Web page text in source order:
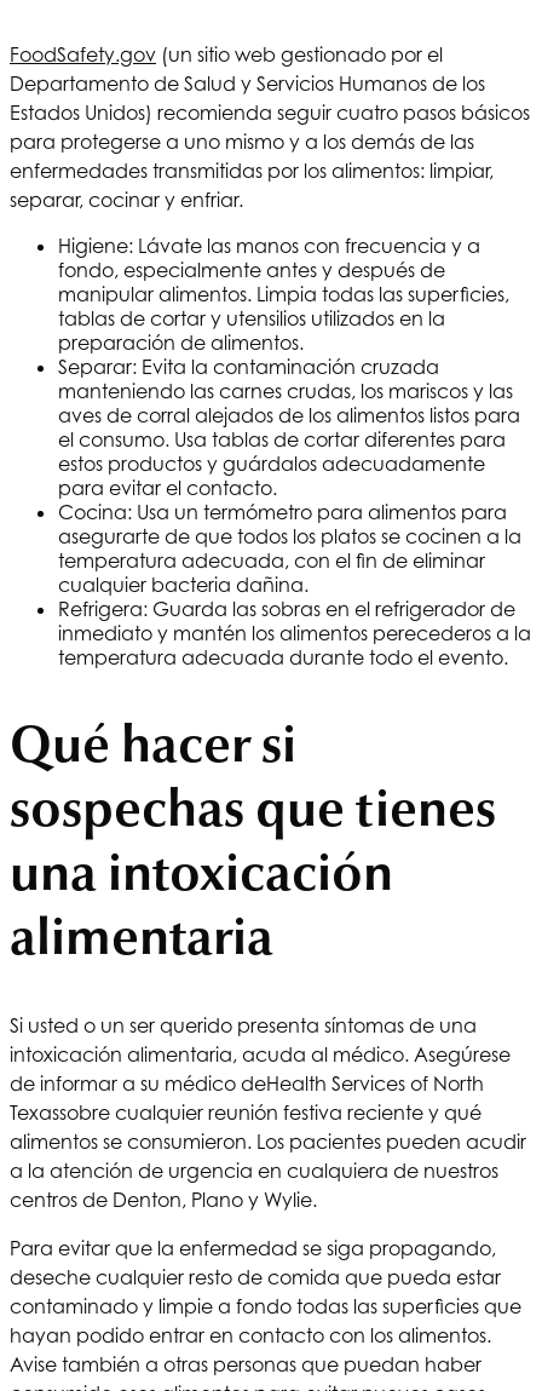
FoodSafety.gov (un sitio web gestionado por el
Departamento de Salud y Servicios Humanos de los
Estados Unidos) recomienda seguir cuatro pasos básicos
para protegerse a uno mismo y a los demás de las
enfermedades transmitidas por los alimentos: limpiar,
separar, cocinar y enfriar.
Higiene: Lávate las manos con frecuencia y a
fondo, especialmente antes y después de
manipular alimentos. Limpia todas las superficies,
tablas de cortar y utensilios utilizados en la
preparación de alimentos.
Separar: Evita la contaminación cruzada
manteniendo las carnes crudas, los mariscos y las
aves de corral alejados de los alimentos listos para
el consumo. Usa tablas de cortar diferentes para
estos productos y guárdalos adecuadamente
para evitar el contacto.
Cocina: Usa un termómetro para alimentos para
asegurarte de que todos los platos se cocinen a la
temperatura adecuada, con el fin de eliminar
cualquier bacteria dañina.
Refrigera: Guarda las sobras en el refrigerador de
inmediato y mantén los alimentos perecederos a la
temperatura adecuada durante todo el evento.
Qué hacer si
sospechas que tienes
una intoxicación
alimentaria
Si usted o un ser querido presenta síntomas de una
intoxicación alimentaria, acuda al médico. Asegúrese
de informar a su médico deHealth Services of North
Texassobre cualquier reunión festiva reciente y qué
alimentos se consumieron. Los pacientes pueden acudir
a la atención de urgencia en cualquiera de nuestros
centros de Denton, Plano y Wylie.
Para evitar que la enfermedad se siga propagando,
deseche cualquier resto de comida que pueda estar
contaminado y limpie a fondo todas las superficies que
hayan podido entrar en contacto con los alimentos.
Avise también a otras personas que puedan haber